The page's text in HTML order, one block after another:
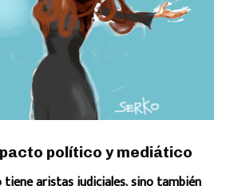
político y mediático